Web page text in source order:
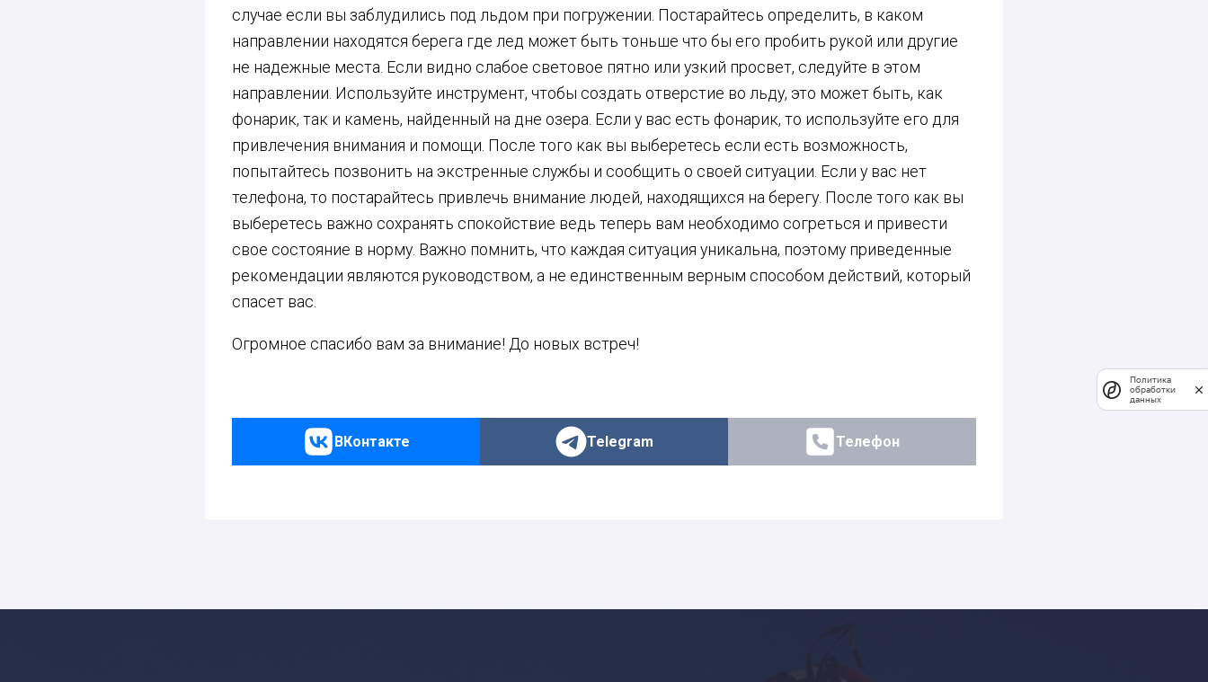
случае если вы заблудились под льдом при погружении. Постарайтесь определить, в каком
направлении находятся берега где лед может быть тоньше что бы его пробить рукой или другие
не надежные места. Если видно слабое световое пятно или узкий просвет, следуйте в этом
направлении. Используйте инструмент, чтобы создать отверстие во льду, это может быть, как
фонарик, так и камень, найденный на дне озера. Если у вас есть фонарик, то используйте его для
привлечения внимания и помощи. После того как вы выберетесь если есть возможность,
попытайтесь позвонить на экстренные службы и сообщить о своей ситуации. Если у вас нет
телефона, то постарайтесь привлечь внимание людей, находящихся на берегу. После того как вы
выберетесь важно сохранять спокойствие ведь теперь вам необходимо согреться и привести
свое состояние в норму. Важно помнить, что каждая ситуация уникальна, поэтому приведенные
рекомендации являются руководством, а не единственным верным способом действий, который
спасет вас.
Огромное спасибо вам за внимание! До новых встреч!
ВКонтакте Telegram Телефон
Политика
обработки
данных